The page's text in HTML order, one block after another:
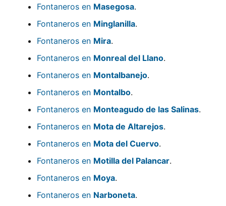
Fontaneros en Masegosa.
Fontaneros en Minglanilla.
Fontaneros en Mira.
Fontaneros en Monreal del Llano.
Fontaneros en Montalbanejo.
Fontaneros en Montalbo.
Fontaneros en Monteagudo de las Salinas.
Fontaneros en Mota de Altarejos.
Fontaneros en Mota del Cuervo.
Fontaneros en Motilla del Palancar.
Fontaneros en Moya.
Fontaneros en Narboneta.